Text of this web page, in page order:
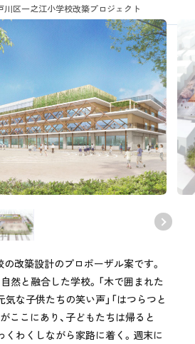
川区一之江小学校改築プロジェクト
改築設計のプロポーザル案です。
』自然と融合した学校。「木で囲まれた
気な子供たちの笑い声」「はつらつと
ここにあり、子どもたちは帰ると
くわくしながら家路に着く。週末に